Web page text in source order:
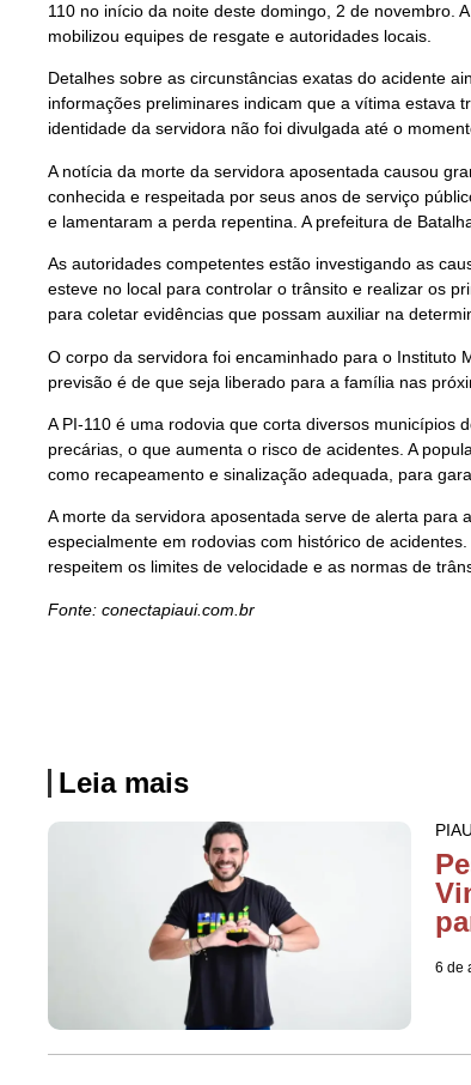
110 no início da noite deste domingo, 2 de novembro.
mobilizou equipes de resgate e autoridades locais.
Detalhes sobre as circunstâncias exatas do acidente
informações preliminares indicam que a vítima estava
identidade da servidora não foi divulgada até o
A notícia da morte da servidora aposentada causou
conhecida e respeitada por seus anos de serviço
e lamentaram a perda repentina. A prefeitura de
As autoridades competentes estão investigando as
esteve no local para controlar o trânsito e realizar os
para coletar evidências que possam auxiliar na
O corpo da servidora foi encaminhado para o Instituto
previsão é de que seja liberado para a família nas
A PI-110 é uma rodovia que corta diversos municípios
precárias, o que aumenta o risco de acidentes. A
como recapeamento e sinalização adequada, para
A morte da servidora aposentada serve de alerta para
especialmente em rodovias com histórico de
respeitem os limites de velocidade e as normas de
Fonte: conectapiaui.com.br
Leia mais
6 de